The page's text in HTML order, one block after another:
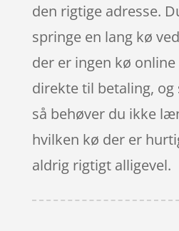
den rigtige adresse.
springe en lang kø
der er ingen kø
direkte til betaling, og
så behøver du ikke
hvilken kø der er
aldrig rigtigt alligevel.